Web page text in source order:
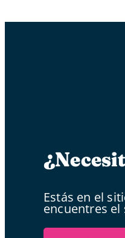
Estás en el
encuentres el